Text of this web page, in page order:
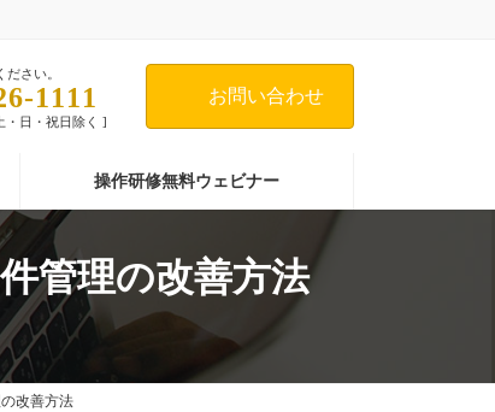
さい。
1111
・日・祝日除く ]
お問い合わせ
操作研修無料ウェビナー
管理の改善方法
改善方法